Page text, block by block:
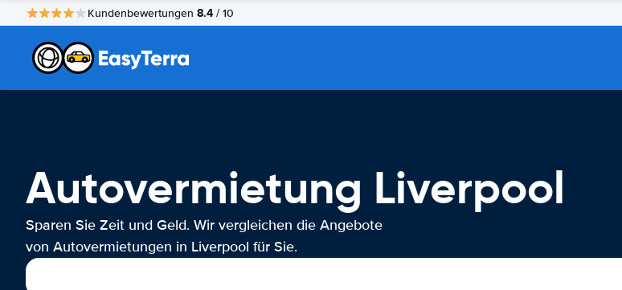
Kundenbewertungen 8.4 / 10
Autovermietung Liverpool
Sparen Sie Zeit und Geld. Wir vergleichen die Angebote
von Autovermietungen in Liverpool für Sie.